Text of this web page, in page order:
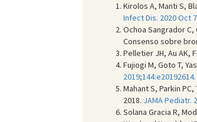
Kirolos A, Manti S,
Infect Dis. 2020 Oct
Ochoa Sangrador
Consenso sobre
Pelletier JH, Au AK,
Fujiogi M, Goto T,
2019;144:e20192614.
Mahant S, Parkin
2018. JAMA Pediatr.
Solana Gracia R,